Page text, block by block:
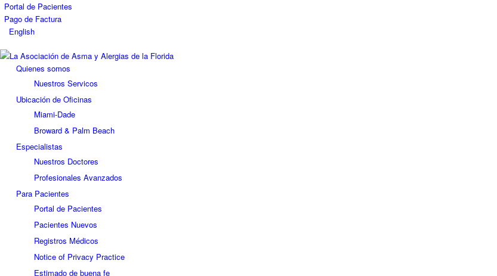
Portal de Pacientes
Pago de Factura
English
Quienes somos
Nuestros Servicos
Ubicación de Oficinas
Miami-Dade
Broward & Palm Beach
Especialistas
Nuestros Doctores
Profesionales Avanzados
Para Pacientes
Portal de Pacientes
Pacientes Nuevos
Registros Médicos
Notice of Privacy Practice
Estimado de buena fe